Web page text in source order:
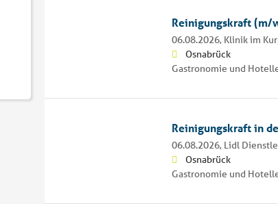
Reinigungskraft (m/
06.08.2026, Klinik im
Osnabrück
Gastronomie und
Reinigungskraft in
06.08.2026, Lidl
Osnabrück
Gastronomie und